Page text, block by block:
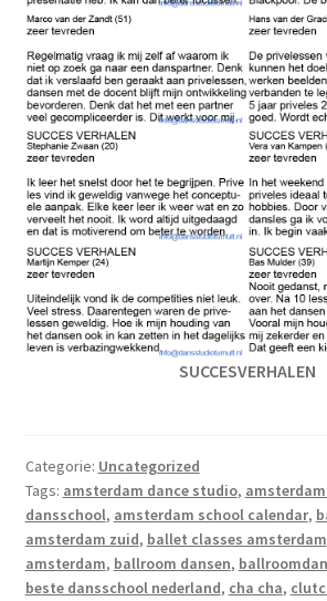
SUCCESVERHALEN
Categorie: Uncategorized
Tags: amsterdam dance studio,
dansschool, amsterdam school calendar,
amsterdam zuid, ballet classes amsterdam
amsterdam, ballroom dansen,
beste dansschool nederland, cha cha,